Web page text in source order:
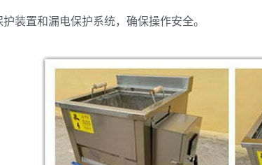
装置和漏电保护系统，确保操作安全。